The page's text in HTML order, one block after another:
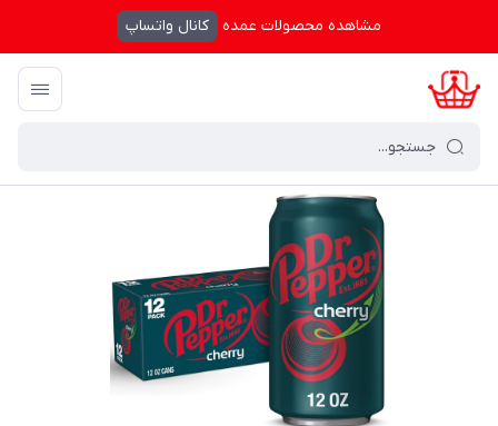
مشاهده محصولات عمده کانال واتساپ
کرال شاپینگ / فهرست محصولات